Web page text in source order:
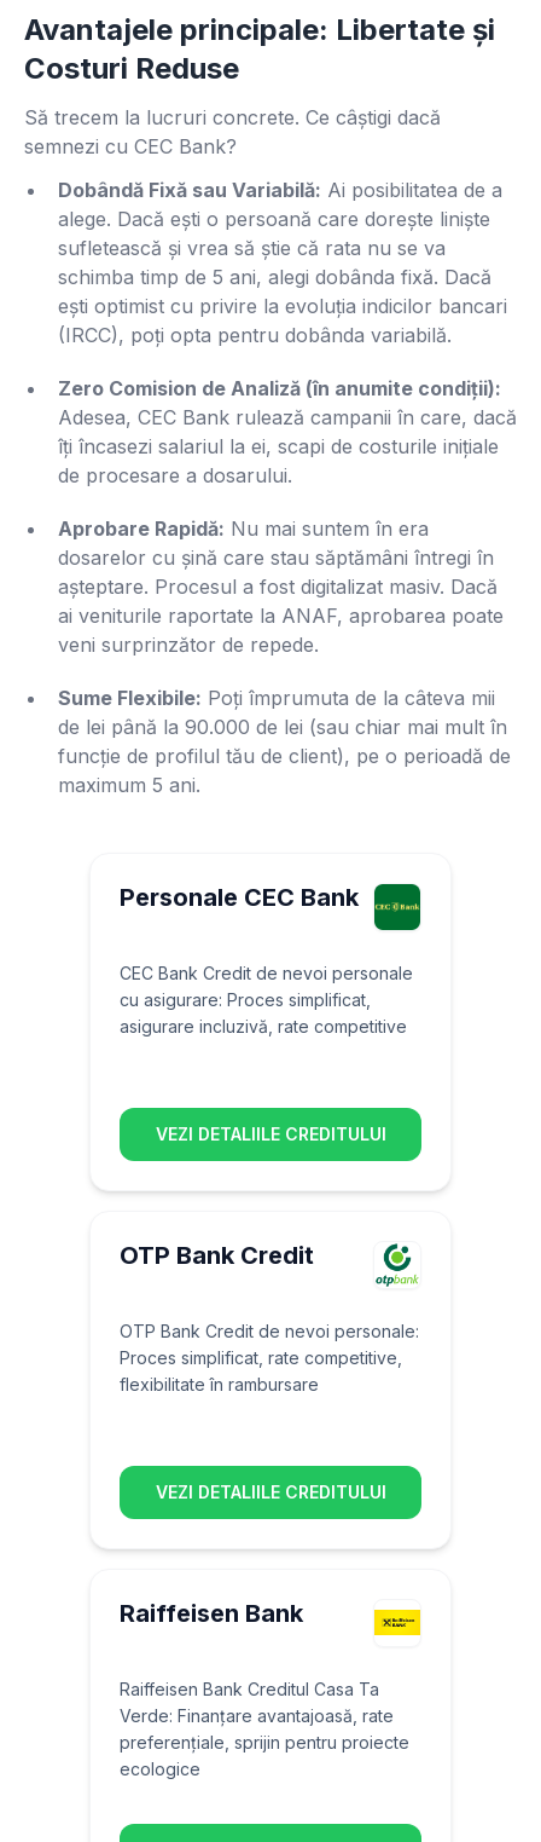
Avantajele principale: Libertate și
Costuri Reduse
Să trecem la lucruri concrete. Ce câștigi dacă
semnezi cu CEC Bank?
Dobândă Fixă sau Variabilă: Ai posibilitatea de a
alege. Dacă ești o persoană care dorește liniște
sufletească și vrea să știe că rata nu se va
schimba timp de 5 ani, alegi dobânda fixă. Dacă
ești optimist cu privire la evoluția indicilor bancari
(IRCC), poți opta pentru dobânda variabilă.
Zero Comision de Analiză (în anumite condiții):
Adesea, CEC Bank rulează campanii în care, dacă
îți încasezi salariul la ei, scapi de costurile inițiale
de procesare a dosarului.
Aprobare Rapidă: Nu mai suntem în era
dosarelor cu șină care stau săptămâni întregi în
așteptare. Procesul a fost digitalizat masiv. Dacă
ai veniturile raportate la ANAF, aprobarea poate
veni surprinzător de repede.
Sume Flexibile: Poți împrumuta de la câteva mii
de lei până la 90.000 de lei (sau chiar mai mult în
funcție de profilul tău de client), pe o perioadă de
maximum 5 ani.
Personale CEC Bank
CEC Bank Credit de nevoi personale
cu asigurare: Proces simplificat,
asigurare incluzivă, rate competitive
VEZI DETALIILE CREDITULUI
OTP Bank Credit
OTP Bank Credit de nevoi personale:
Proces simplificat, rate competitive,
flexibilitate în rambursare
VEZI DETALIILE CREDITULUI
Raiffeisen Bank
Raiffeisen Bank Creditul Casa Ta
Verde: Finanțare avantajoasă, rate
preferențiale, sprijin pentru proiecte
ecologice